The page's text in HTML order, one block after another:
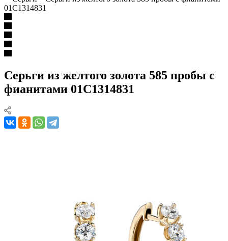
01С1314831
Серьги из желтого золота 585 пробы с
фианитами 01С1314831